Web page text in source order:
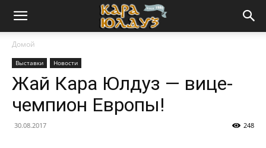
Домой
Выставки Новости
Жай Кара Юлдуз — вице-
чемпион Европы!
30.08.2017 248